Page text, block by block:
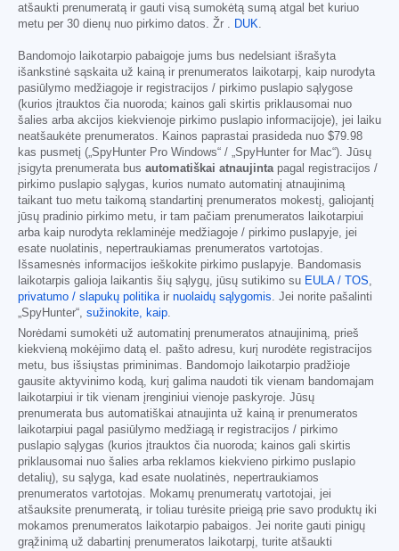
atšaukti prenumeratą ir gauti visą sumokėtą sumą atgal bet kuriuo
metu per 30 dienų nuo pirkimo datos. Žr . DUK.
Bandomojo laikotarpio pabaigoje jums bus nedelsiant išrašyta
išankstinė sąskaita už kainą ir prenumeratos laikotarpį, kaip nurodyta
pasiūlymo medžiagoje ir registracijos / pirkimo puslapio sąlygose
(kurios įtrauktos čia nuoroda; kainos gali skirtis priklausomai nuo
šalies arba akcijos kiekvienoje pirkimo puslapio informacijoje), jei laiku
neatšaukėte prenumeratos. Kainos paprastai prasideda nuo $79.98
kas pusmetį („SpyHunter Pro Windows“ / „SpyHunter for Mac“). Jūsų
įsigyta prenumerata bus automatiškai atnaujintapagal registracijos /
pirkimo puslapio sąlygas, kurios numato automatinį atnaujinimą
taikant tuo metu taikomą standartinį prenumeratos mokestį, galiojantį
jūsų pradinio pirkimo metu, ir tam pačiam prenumeratos laikotarpiui
arba kaip nurodyta reklaminėje medžiagoje / pirkimo puslapyje, jei
esate nuolatinis, nepertraukiamas prenumeratos vartotojas.
Išsamesnės informacijos ieškokite pirkimo puslapyje. Bandomasis
laikotarpis galioja laikantis šių sąlygų, jūsų sutikimo su EULA / TOS,
privatumo / slapukų politikair nuolaidų sąlygomis. Jei norite pašalinti
„SpyHunter“, sužinokite, kaip.
Norėdami sumokėti už automatinį prenumeratos atnaujinimą, prieš
kiekvieną mokėjimo datą el. pašto adresu, kurį nurodėte registracijos
metu, bus išsiųstas priminimas. Bandomojo laikotarpio pradžioje
gausite aktyvinimo kodą, kurį galima naudoti tik vienam bandomajam
laikotarpiui ir tik vienam įrenginiui vienoje paskyroje. Jūsų
prenumerata bus automatiškai atnaujinta už kainą ir prenumeratos
laikotarpiui pagal pasiūlymo medžiagą ir registracijos / pirkimo
puslapio sąlygas (kurios įtrauktos čia nuoroda; kainos gali skirtis
priklausomai nuo šalies arba reklamos kiekvieno pirkimo puslapio
detalių), su sąlyga, kad esate nuolatinės, nepertraukiamos
prenumeratos vartotojas. Mokamų prenumeratų vartotojai, jei
atšauksite prenumeratą, ir toliau turėsite prieigą prie savo produktų iki
mokamos prenumeratos laikotarpio pabaigos. Jei norite gauti pinigų
grąžinimą už dabartinį prenumeratos laikotarpį, turite atšaukti